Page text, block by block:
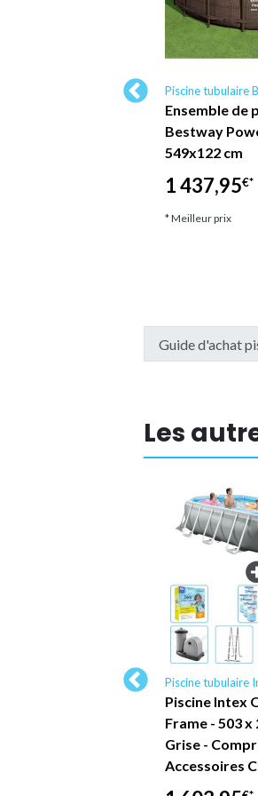
Piscine tubulaire
Ensemble de
Bestway
549x122 cm
1 437,95€*
* Meilleur prix
Les
Piscine tubulaire
Piscine Intex
Frame - 503 x
Grise -
Accessoires